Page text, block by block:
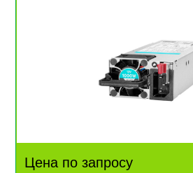
Цена по запросу